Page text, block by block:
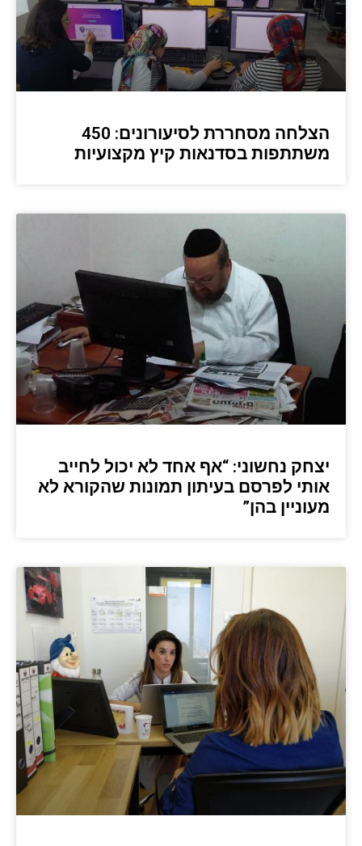
הצלחה מסחררת לסיעורונים: 450
משתתפות בסדנאות קיץ מקצועיות
יצחק נחשוני: “אף אחד לא יכול לחייב
אותי לפרסם בעיתון תמונות שהקורא לא
מעוניין בהן”